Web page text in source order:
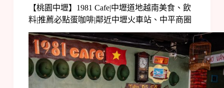
【桃園中壢】1981 Cafe|中壢道地越南美食、飲
料|推薦必點蛋咖啡|鄰近中壢火車站、中平商圈